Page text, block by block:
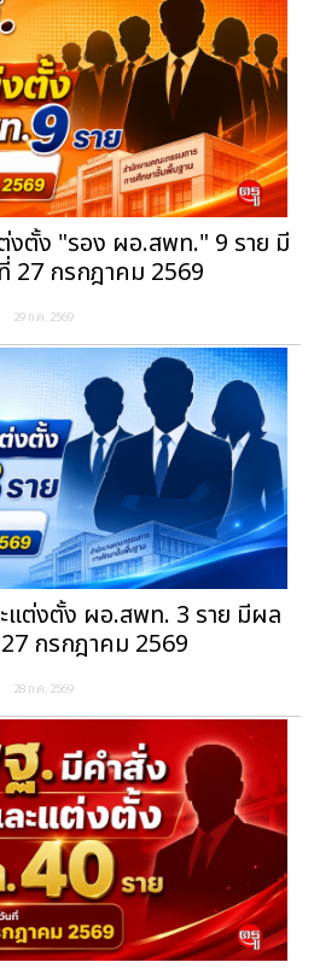
งตั้ง "รอง ผอ.สพท." 9 ราย มี
27 กรกฎาคม 2569
29 ก.ค. 2569
แต่งตั้ง ผอ.สพท. 3 ราย มีผล
กรกฎาคม 2569
28 ก.ค. 2569